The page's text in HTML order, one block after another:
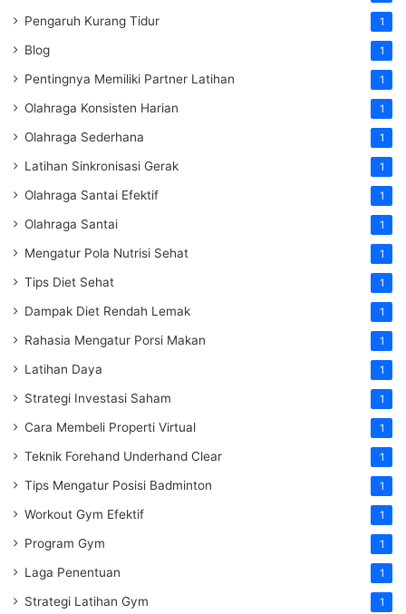
Pengaruh Kurang Tidur 1
Blog 1
Pentingnya Memiliki Partner Latihan 1
Olahraga Konsisten Harian 1
Olahraga Sederhana 1
Latihan Sinkronisasi Gerak 1
Olahraga Santai Efektif 1
Olahraga Santai 1
Mengatur Pola Nutrisi Sehat 1
Tips Diet Sehat 1
Dampak Diet Rendah Lemak 1
Rahasia Mengatur Porsi Makan 1
Latihan Daya 1
Strategi Investasi Saham 1
Cara Membeli Properti Virtual 1
Teknik Forehand Underhand Clear 1
Tips Mengatur Posisi Badminton 1
Workout Gym Efektif 1
Program Gym 1
Laga Penentuan 1
Strategi Latihan Gym 1